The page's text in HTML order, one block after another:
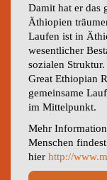
Damit hat er das
Äthiopien
Laufen ist in
wesentlicher
sozialen
Great Ethiopian
gemeinsame
im Mittelpunkt.
Mehr
Menschen
hier http://